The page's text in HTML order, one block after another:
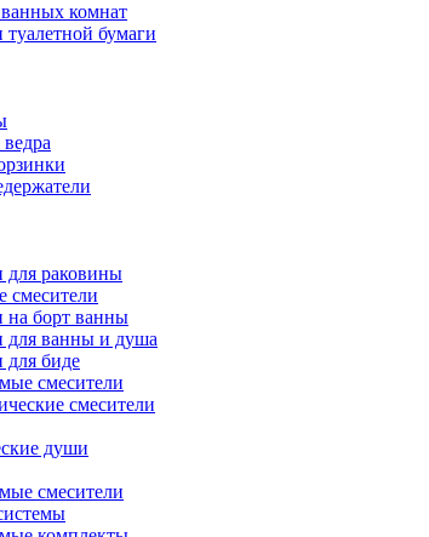
комнат
туалетной бумаги
для раковины
смесители
на борт ванны
для ванны и душа
для биде
смесители
смесители
души
смесители